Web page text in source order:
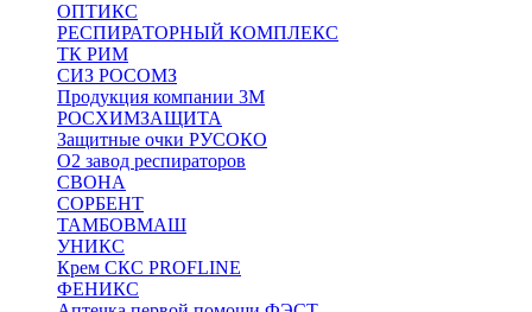
ОПТИКС
РЕСПИРАТОРНЫЙ КОМПЛЕКС
ТК РИМ
СИЗ РОСОМЗ
Продукция компании 3M
РОСХИМЗАЩИТА
Защитные очки РУСОКО
О2 завод респираторов
СВОНА
СОРБЕНТ
ТАМБОВМАШ
УНИКС
Крем СКС PROFLINE
ФЕНИКС